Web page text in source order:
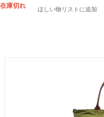
在庫切れ ほしい物リストに追加